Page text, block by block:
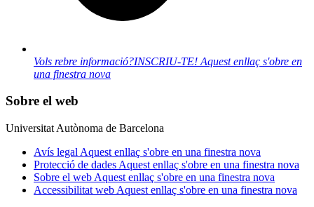
Vols rebre informació?INSCRIU-TE! Aquest enllaç s'obre en
una finestra nova
Sobre el web
Universitat Autònoma de Barcelona
Avís legal Aquest enllaç s'obre en una finestra nova
Protecció de dades Aquest enllaç s'obre en una finestra nova
Sobre el web Aquest enllaç s'obre en una finestra nova
Accessibilitat web Aquest enllaç s'obre en una finestra nova